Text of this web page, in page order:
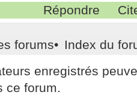
Répondre
forums• Index du
enregistrés
ce forum.